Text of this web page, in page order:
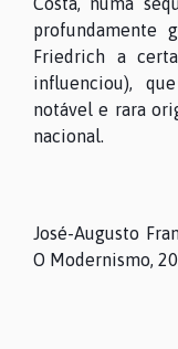
profundamente
Friedrich a
influenciou),
notável e rara
nacional.
José-Augusto
O Modernismo,